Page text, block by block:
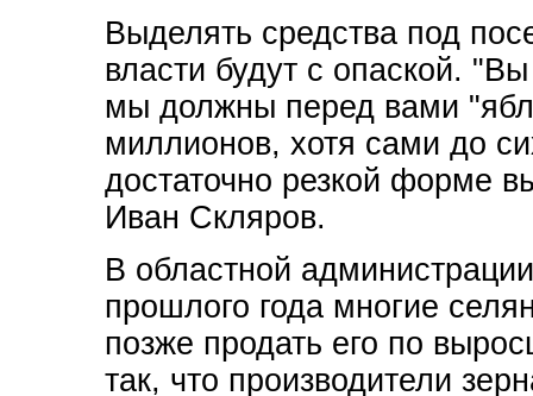
Выделять средства под
власти будут с опаской.
мы должны перед вами
миллионов, хотя сами до
достаточно резкой форме
Иван Скляров.
В областной
прошлого года многие
позже продать его по
так, что производители